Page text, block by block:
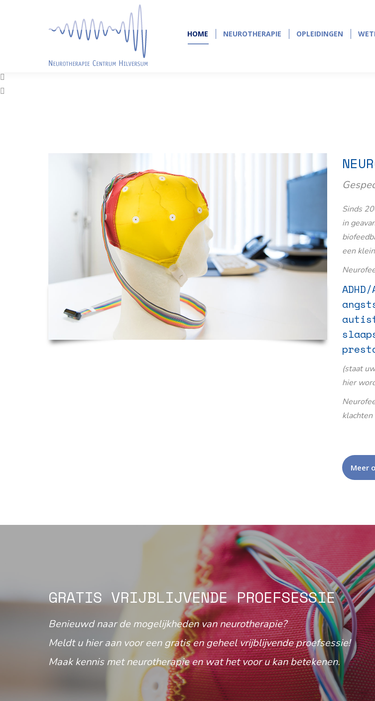
HOME NEUROTHERAPIE OPLEIDINGEN
Sinds
in
een
(staat
hier
Meer
GRATIS VRIJBLIJVENDE PROEFSESSIE
Benieuwd naar de mogelijkheden van neurotherapie?
Meldt u hier aan voor een gratis en geheel vrijblijvende proefsessie!
Maak kennis met neurotherapie en wat het voor u kan betekenen.
HOME NEUROTHERAPIE OPLEIDINGEN